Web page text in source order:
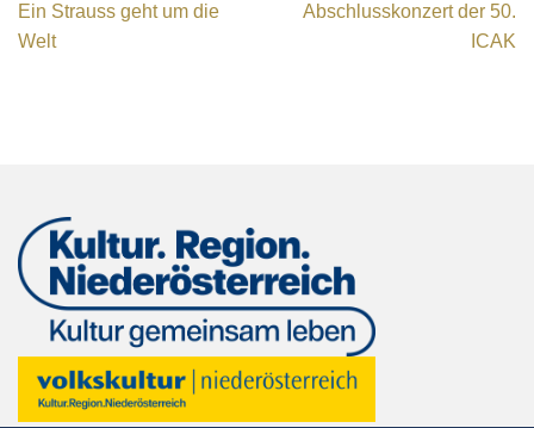
Ein Strauss geht um die
Welt
Abschlusskonzert der 50.
ICAK